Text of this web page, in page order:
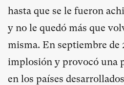
hasta que se le fueron
y no le quedó más que
misma. En septiembre de
implosión y provocó una
en los países